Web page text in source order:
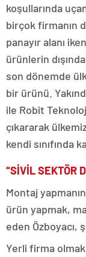
koşullarında
birçok firmanın
panayır alanı
ürünlerin
son dönemde
bir ürünü.
ile Robit
çıkararak
kendi sınıfında
“SİVİL SEKTÖR
Montaj
ürün yapmak,
eden Özboyacı,
Yerli firma